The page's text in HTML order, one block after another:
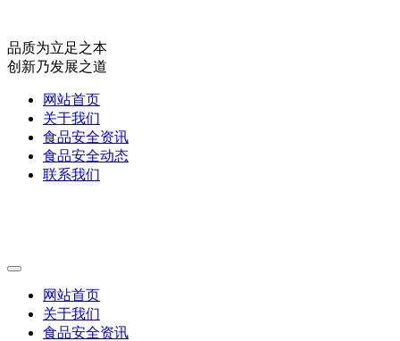
品质为立足之本
创新乃发展之道
网站首页
关于我们
食品安全资讯
食品安全动态
联系我们
网站首页
关于我们
食品安全资讯